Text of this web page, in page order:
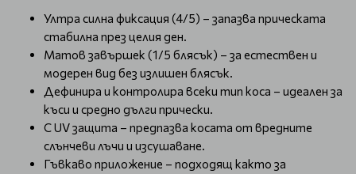
Ултра силна фиксация (4/5) – запазва прическата
стабилна през целия ден.
Матов завършек (1/5 блясък) – за естествен и
модерен вид без излишен блясък.
Дефинира и контролира всеки тип коса – идеален за
къси и средно дълги прически.
С UV защита – предпазва косата от вредните
слънчеви лъчи и изсушаване.
Гъвкаво приложение – подходящ както за